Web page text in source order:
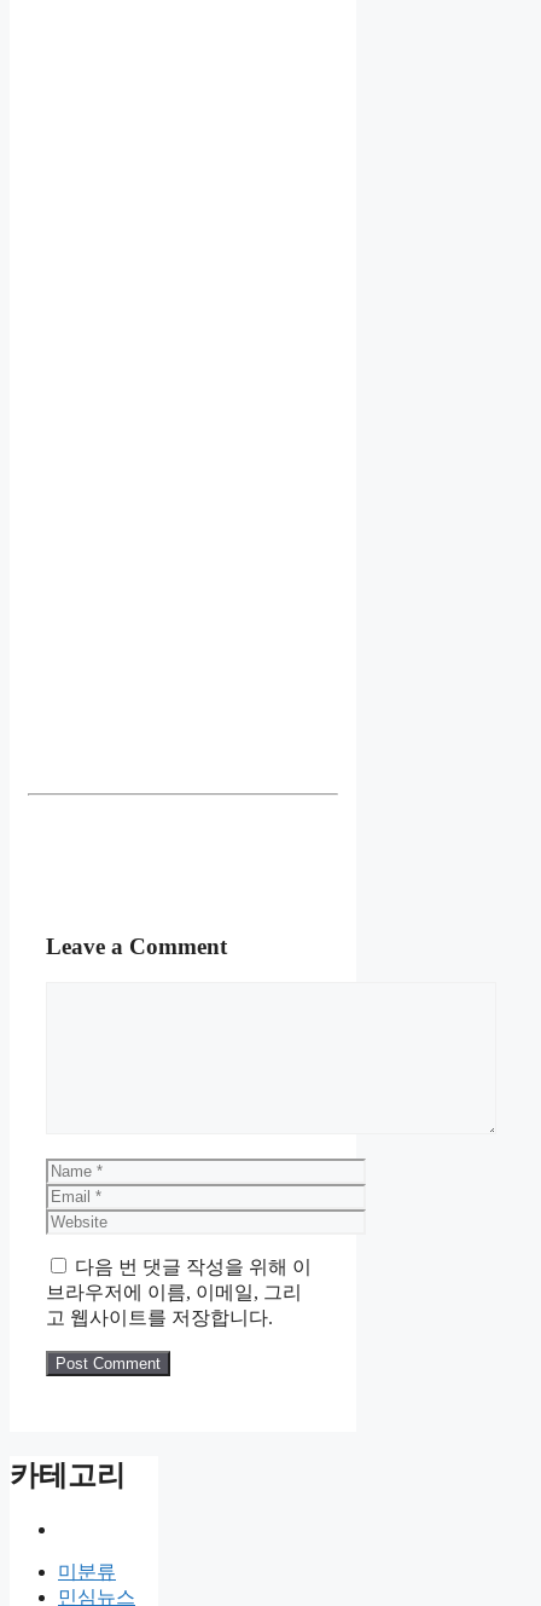
Leave a Comment
Name
Email
Website
다음 번 댓글 작성을 위해 이
브라우저에 이름, 이메일, 그리
고 웹사이트를 저장합니다.
카테고리
미분류
민심뉴스